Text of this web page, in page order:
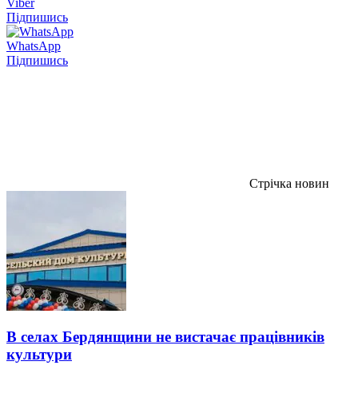
Підпишись
WhatsApp
Підпишись
Стрічка новин
В селах Бердянщини не вистачає працівників
культури